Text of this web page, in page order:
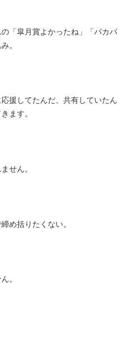
「皐月賞よかったね」「パカパ
。
援してたんだ、共有していたん
ます。
せん。
め括りたくない。
。